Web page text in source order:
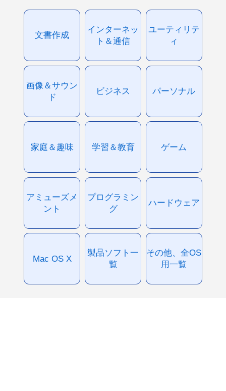
文書作成
インターネッ
ト＆通信
ユーティリテ
ィ
画像＆サウン
ド
ビジネス パーソナル
家庭＆趣味 学習＆教育 ゲーム
アミューズメ
ント
プログラミン
グ
ハードウェア
Mac OS X
製品ソフト一
覧
その他、全OS
用一覧